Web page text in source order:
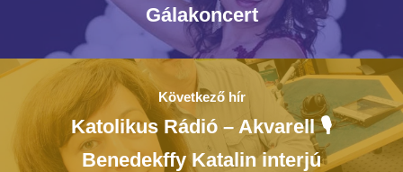
Gálakoncert
Következő hír
Katolikus Rádió – Akvarell 🎙️
Benedekffy Katalin interjú